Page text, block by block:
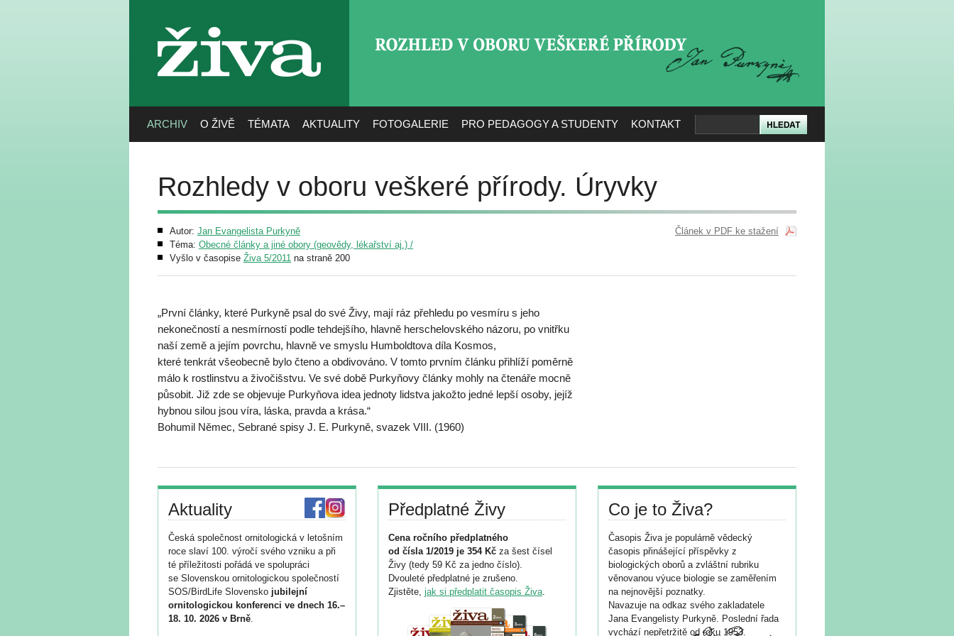
živa
ARCHIV O ŽIVĚ TÉMATA AKTUALITY FOTOGALERIE PRO PEDAGOGY A STUDENTY KONTAKT
Rozhledy v oboru veškeré přírody. Úryvky
Autor: Jan Evangelista Purkyně
Téma: Obecné články a jiné obory (geovědy, lékařství aj.) /
Vyšlo v časopise Živa 5/2011 na straně 200
Článek v PDF ke stažení
„První články, které Purkyně psal do své Živy, mají ráz přehledu po vesmíru s jeho
nekonečností a nesmírností podle tehdejšího, hlavně herschelovského názoru, po vnitřku
naší země a jejím povrchu, hlavně ve smyslu Humboldtova díla Kosmos,
které tenkrát všeobecně bylo čteno a obdivováno. V tomto prvním článku přihlíží poměrně
málo k rostlinstvu a živočišstvu. Ve své době Purkyňovy články mohly na čtenáře mocně
působit. Již zde se objevuje Purkyňova idea jednoty lidstva jakožto jedné lepší osoby, jejíž
hybnou silou jsou víra, láska, pravda a krása.“
Bohumil Němec, Sebrané spisy J. E. Purkyně, svazek VIII. (1960)
Aktuality
Česká společnost ornitologická v letošním
roce slaví 100. výročí svého vzniku a při
té příležitosti pořádá ve spolupráci
se Slovenskou ornitologickou společností
SOS/BirdLife Slovensko jubilejní
ornitologickou konferenci ve dnech 16.–
18. 10. 2026 v Brně.
Předplatné Živy
Cena ročního předplatného
od čísla 1/2019 je 354 Kč za šest čísel
Živy (tedy 59 Kč za jedno číslo).
Dvouleté předplatné je zrušeno.
Zjistěte, jak si předplatit časopis Živa.
Co je to Živa?
Časopis Živa je populárně vědecký
časopis přinášející příspěvky z
biologických oborů a zvláštní rubriku
věnovanou výuce biologie se zaměřením
na nejnovější poznatky.
Navazuje na odkaz svého zakladatele
Jana Evangelisty Purkyně. Poslední řada
vychází nepřetržitě od roku 1953.